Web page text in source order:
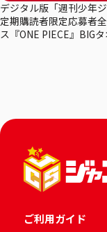
デジタル版「週刊少年ジ
定期購読者限定応募者
ス『ONE PIECE』BIG
ご利用ガイド